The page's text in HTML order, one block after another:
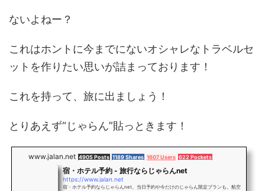
ないよねー？
これはホントに今までにないオシャレなトラベルセ
ットを作りたい思いが詰まっております！
これを持って、旅に出ましょう！
とりあえず“じゃらん”貼っときます！
www.jalan.net 4905 Posts 1189 Shares 1607 Users 622 Pockets
宿・ホテル予約 - 旅行ならじゃらんnet
https://www.jalan.net
宿・ホテル予約ならじゃらんnet。当日予約や今だけのじゃらん限定プランも。航空